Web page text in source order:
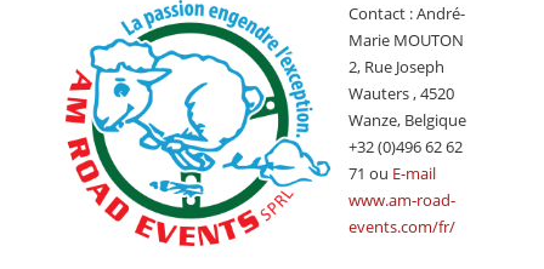
PETITES ANNONCES
Contact : André-
Marie MOUTON
2, Rue Joseph
Wauters , 4520
Wanze, Belgique
+32 (0)496 62 62
71 ou E-mail
www.am-road-
events.com/fr/